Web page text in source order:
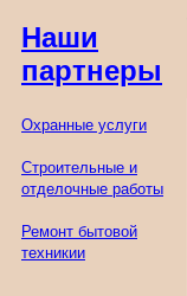
Наши
партнеры
Охранные услуги
Строительные и
отделочные работы
Ремонт бытовой
техникии